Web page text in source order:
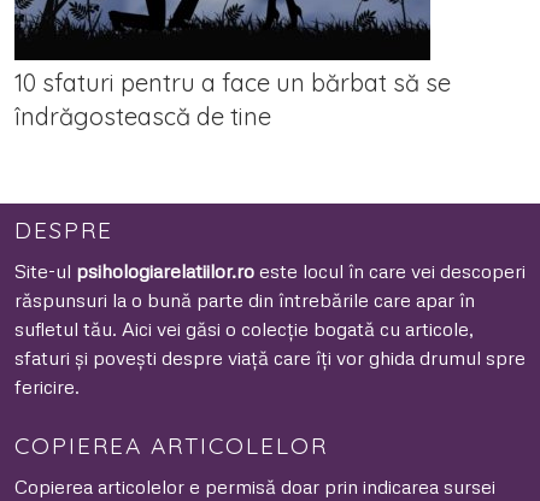
10 sfaturi pentru a face un bărbat să se
îndrăgostească de tine
DESPRE
Site-ul psihologiarelatiilor.ro este locul în care vei descoperi
răspunsuri la o bună parte din întrebările care apar în
sufletul tău. Aici vei găsi o colecție bogată cu articole,
sfaturi și povești despre viață care îți vor ghida drumul spre
fericire.
COPIEREA ARTICOLELOR
Copierea articolelor e permisă doar prin indicarea sursei